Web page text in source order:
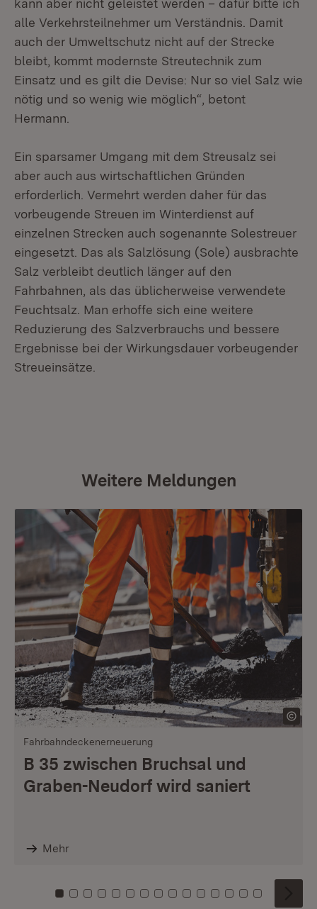
kann aber nicht geleistet werden – dafür bitte ich
alle Verkehrsteilnehmer um Verständnis. Damit
auch der Umweltschutz nicht auf der Strecke
bleibt, kommt modernste Streutechnik zum
Einsatz und es gilt die Devise: Nur so viel Salz wie
nötig und so wenig wie möglich“, betont
Hermann.
Ein sparsamer Umgang mit dem Streusalz sei
aber auch aus wirtschaftlichen Gründen
erforderlich. Vermehrt werden daher für das
vorbeugende Streuen im Winterdienst auf
einzelnen Strecken auch sogenannte Solestreuer
eingesetzt. Das als Salzlösung (Sole) ausbrachte
Salz verbleibt deutlich länger auf den
Fahrbahnen, als das üblicherweise verwendete
Feuchtsalz. Man erhoffe sich eine weitere
Reduzierung des Salzverbrauchs und bessere
Ergebnisse bei der Wirkungsdauer vorbeugender
Streueinsätze.
Weitere Meldungen
Fahrbahndeckenerneuerung
B 35 zwischen Bruchsal und
Graben-Neudorf wird saniert
Mehr
Zu Kachel: 0
Zu Kachel: 1
Zu Kachel: 2
Zu Kachel: 3
Zu Kachel: 4
Zu Kachel: 5
Zu Kachel: 6
Zu Kachel: 7
Zu Kachel: 8
Zu Kachel: 9
Zu Kachel: 10
Zu Kachel: 11
Zu Kachel: 12
Zu Kachel:
Zu